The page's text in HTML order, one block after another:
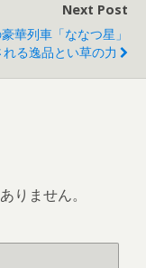
Next Post
華列車「ななつ星」
る逸品とい草の力
りません。